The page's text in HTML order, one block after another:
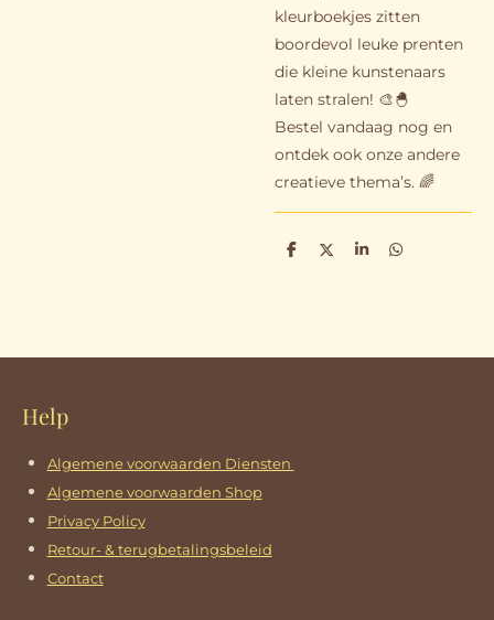
kleurboekjes zitten
boordevol leuke prenten
die kleine kunstenaars
laten stralen! 🎨🐣
Bestel vandaag nog en
ontdek ook onze andere
creatieve thema’s. 🌈
D
D
S
D
Help
Algemene voorwaarden Diensten
Algemene voorwaarden Shop
Privacy Policy
Retour- & terugbetalingsbeleid
Contact